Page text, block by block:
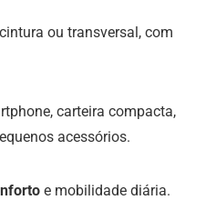
ou transversal, com
carteira compacta,
acessórios.
e mobilidade diária.